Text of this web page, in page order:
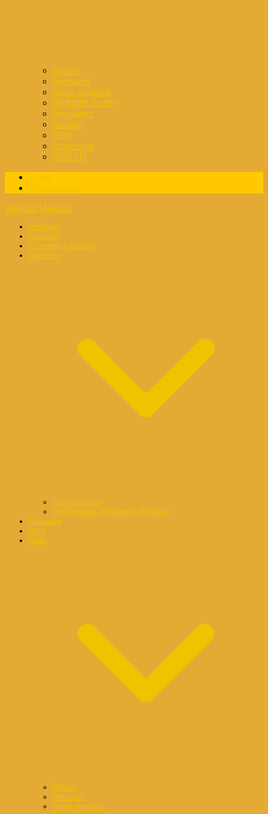
Partner
Netzwerk
Unser Angebot
Highlight Archiv
Newsletter
Kontakt
FAQ
Impressum
DSGVO
Webinar Magazin
Webinare
Experten
Corporate Channels
Kalender
Live Kalender
On-Demand-Webinare & Podcasts
Eintragen
Blog
Mehr
Partner
Netzwerk
Unser Angebot